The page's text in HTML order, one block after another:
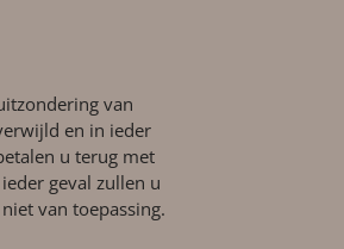
van
en in ieder
u terug met
geval zullen u
van toepassing.